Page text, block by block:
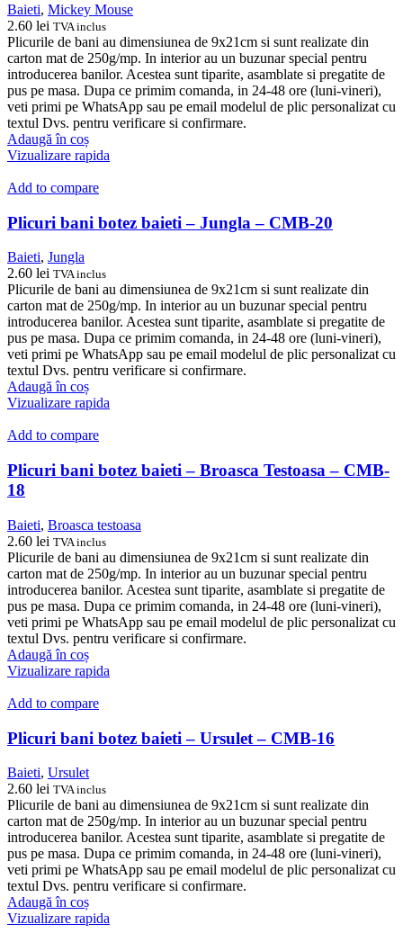
Baieti, Mickey Mouse
2.60 lei TVA inclus
Plicurile de bani au dimensiunea de 9x21cm si sunt realizate din
carton mat de 250g/mp. In interior au un buzunar special pentru
introducerea banilor. Acestea sunt tiparite, asamblate si pregatite de
pus pe masa. Dupa ce primim comanda, in 24-48 ore (luni-vineri),
veti primi pe WhatsApp sau pe email modelul de plic personalizat cu
textul Dvs. pentru verificare si confirmare.
Adaugă în coș
Vizualizare rapida
Add to compare
Plicuri bani botez baieti – Jungla – CMB-20
Baieti, Jungla
2.60 lei TVA inclus
Plicurile de bani au dimensiunea de 9x21cm si sunt realizate din
carton mat de 250g/mp. In interior au un buzunar special pentru
introducerea banilor. Acestea sunt tiparite, asamblate si pregatite de
pus pe masa. Dupa ce primim comanda, in 24-48 ore (luni-vineri),
veti primi pe WhatsApp sau pe email modelul de plic personalizat cu
textul Dvs. pentru verificare si confirmare.
Adaugă în coș
Vizualizare rapida
Add to compare
Plicuri bani botez baieti – Broasca Testoasa – CMB-
18
Baieti, Broasca testoasa
2.60 lei TVA inclus
Plicurile de bani au dimensiunea de 9x21cm si sunt realizate din
carton mat de 250g/mp. In interior au un buzunar special pentru
introducerea banilor. Acestea sunt tiparite, asamblate si pregatite de
pus pe masa. Dupa ce primim comanda, in 24-48 ore (luni-vineri),
veti primi pe WhatsApp sau pe email modelul de plic personalizat cu
textul Dvs. pentru verificare si confirmare.
Adaugă în coș
Vizualizare rapida
Add to compare
Plicuri bani botez baieti – Ursulet – CMB-16
Baieti, Ursulet
2.60 lei TVA inclus
Plicurile de bani au dimensiunea de 9x21cm si sunt realizate din
carton mat de 250g/mp. In interior au un buzunar special pentru
introducerea banilor. Acestea sunt tiparite, asamblate si pregatite de
pus pe masa. Dupa ce primim comanda, in 24-48 ore (luni-vineri),
veti primi pe WhatsApp sau pe email modelul de plic personalizat cu
textul Dvs. pentru verificare si confirmare.
Adaugă în coș
Vizualizare rapida